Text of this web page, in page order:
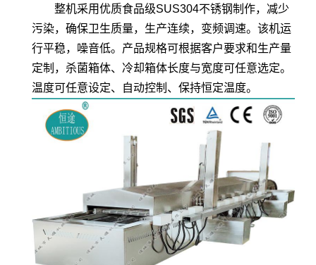
整机采用优质食品级SUS304不锈钢制作，减少
污染，确保卫生质量，生产连续，变频调速。该机运
行平稳，噪音低。产品规格可根据客户要求和生产量
定制，杀菌箱体、冷却箱体长度与宽度可任意选定。
温度可任意设定、自动控制、保持恒定温度。